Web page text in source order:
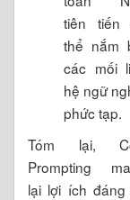
tiên tiến
thể nắm
các mối
hệ ngữ
phức tạp.
Tóm lại,
Prompting
lại lợi ích đáng